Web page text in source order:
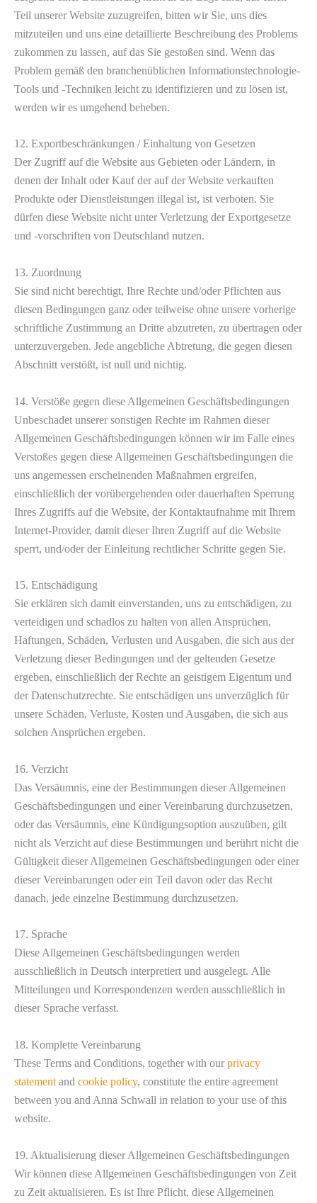
Teil unserer Website zuzugreifen, bitten wir Sie, uns dies
mitzuteilen und uns eine detaillierte Beschreibung des Problems
zukommen zu lassen, auf das Sie gestoßen sind. Wenn das
Problem gemäß den branchenüblichen Informationstechnologie-
Tools und -Techniken leicht zu identifizieren und zu lösen ist,
werden wir es umgehend beheben.
12. Exportbeschränkungen / Einhaltung von Gesetzen
Der Zugriff auf die Website aus Gebieten oder Ländern, in
denen der Inhalt oder Kauf der auf der Website verkauften
Produkte oder Dienstleistungen illegal ist, ist verboten. Sie
dürfen diese Website nicht unter Verletzung der Exportgesetze
und -vorschriften von Deutschland nutzen.
13. Zuordnung
Sie sind nicht berechtigt, Ihre Rechte und/oder Pflichten aus
diesen Bedingungen ganz oder teilweise ohne unsere vorherige
schriftliche Zustimmung an Dritte abzutreten, zu übertragen oder
unterzuvergeben. Jede angebliche Abtretung, die gegen diesen
Abschnitt verstößt, ist null und nichtig.
14. Verstöße gegen diese Allgemeinen Geschäftsbedingungen
Unbeschadet unserer sonstigen Rechte im Rahmen dieser
Allgemeinen Geschäftsbedingungen können wir im Falle eines
Verstoßes gegen diese Allgemeinen Geschäftsbedingungen die
uns angemessen erscheinenden Maßnahmen ergreifen,
einschließlich der vorübergehenden oder dauerhaften Sperrung
Ihres Zugriffs auf die Website, der Kontaktaufnahme mit Ihrem
Internet-Provider, damit dieser Ihren Zugriff auf die Website
sperrt, und/oder der Einleitung rechtlicher Schritte gegen Sie.
15. Entschädigung
Sie erklären sich damit einverstanden, uns zu entschädigen, zu
verteidigen und schadlos zu halten von allen Ansprüchen,
Haftungen, Schäden, Verlusten und Ausgaben, die sich aus der
Verletzung dieser Bedingungen und der geltenden Gesetze
ergeben, einschließlich der Rechte an geistigem Eigentum und
der Datenschutzrechte. Sie entschädigen uns unverzüglich für
unsere Schäden, Verluste, Kosten und Ausgaben, die sich aus
solchen Ansprüchen ergeben.
16. Verzicht
Das Versäumnis, eine der Bestimmungen dieser Allgemeinen
Geschäftsbedingungen und einer Vereinbarung durchzusetzen,
oder das Versäumnis, eine Kündigungsoption auszuüben, gilt
nicht als Verzicht auf diese Bestimmungen und berührt nicht die
Gültigkeit dieser Allgemeinen Geschäftsbedingungen oder einer
dieser Vereinbarungen oder ein Teil davon oder das Recht
danach, jede einzelne Bestimmung durchzusetzen.
17. Sprache
Diese Allgemeinen Geschäftsbedingungen werden
ausschließlich in Deutsch interpretiert und ausgelegt. Alle
Mitteilungen und Korrespondenzen werden ausschließlich in
dieser Sprache verfasst.
18. Komplette Vereinbarung
These Terms and Conditions, together with our privacy
statement and cookie policy, constitute the entire agreement
between you and Anna Schwall in relation to your use of this
website.
19. Aktualisierung dieser Allgemeinen Geschäftsbedingungen
Wir können diese Allgemeinen Geschäftsbedingungen von Zeit
zu Zeit aktualisieren. Es ist Ihre Pflicht, diese Allgemeinen